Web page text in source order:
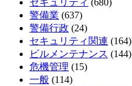
セキュリティ (680)
警備業 (637)
警備行政 (24)
セキュリティ関連 (164)
ビルメンテナンス (144)
危機管理 (15)
一般 (114)